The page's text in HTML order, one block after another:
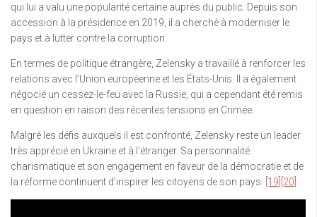
qui lui a valu une popularité certaine auprès du public. Depuis son
accession à la présidence en 2019, il a cherché à moderniser le
pays et à lutter contre la corruption.
En termes de politique étrangère, Zelensky a travaillé à renforcer les
relations avec l’Union européenne et les États-Unis. Il a également
négocié un cessez-le-feu avec la Russie, qui a cependant été remis
en question en raison des récentes tensions en Crimée.
Malgré les défis auxquels il est confronté, Zelensky reste un leader
très apprécié en Ukraine et à l’étranger. Sa personnalité
charismatique et son engagement en faveur de la démocratie et de
la réforme continuent d’inspirer les citoyens de son pays.
[19] [20]